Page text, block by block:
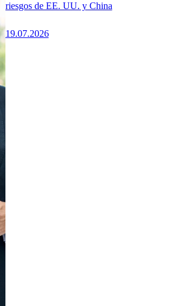
riesgos de EE. UU. y China
19.07.2026